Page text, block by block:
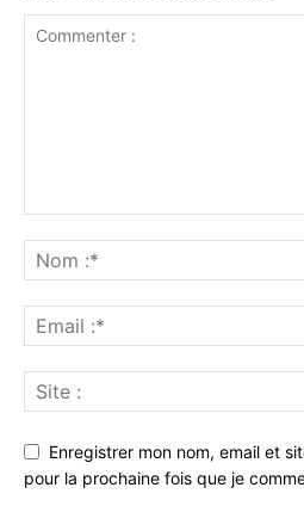
Enregistrer mon nom, email et
pour la prochaine fois que je